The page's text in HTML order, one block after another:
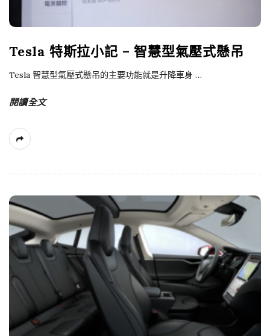
Tesla 特斯拉小記 – 智慧型氣壓式懸吊
Tesla 智慧型氣壓式懸吊的主要功能就是升降車身 …
閱讀全文